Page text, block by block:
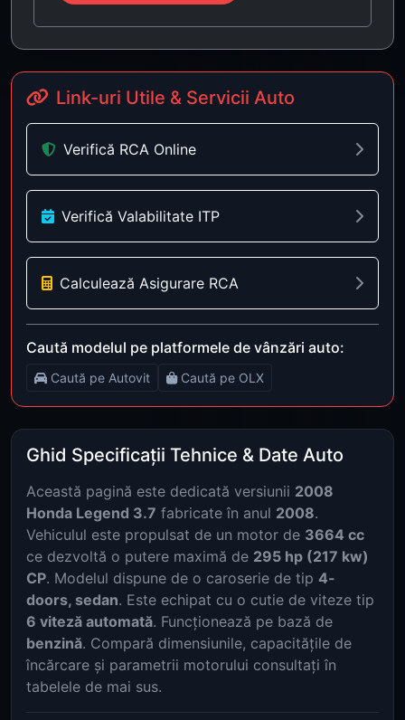
Link-uri Utile & Servicii Auto
Verifică RCA Online
Verifică Valabilitate ITP
Calculează Asigurare RCA
Caută modelul pe platformele de vânzări auto:
Caută pe Autovit Caută pe OLX
Ghid Specificații Tehnice & Date Auto
Această pagină este dedicată versiunii 2008
Honda Legend 3.7 fabricate în anul 2008.
Vehiculul este propulsat de un motor de 3664 cc
ce dezvoltă o putere maximă de 295 hp (217 kw)
CP. Modelul dispune de o caroserie de tip 4-
doors, sedan. Este echipat cu o cutie de viteze tip
6 viteză automată. Funcționează pe bază de
benzină. Compară dimensiunile, capacitățile de
încărcare și parametrii motorului consultați în
tabelele de mai sus.